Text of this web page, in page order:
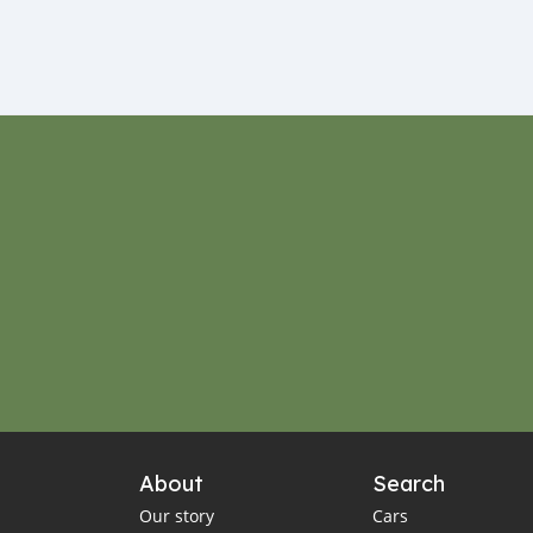
About
Our story
Search
Cars